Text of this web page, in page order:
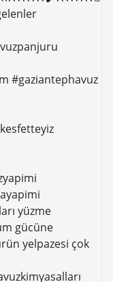
#gaziantephavuz
yüzme
gücüne
yelpazesi çok